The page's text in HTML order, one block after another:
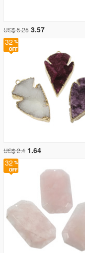
US$ 5.25 3.57
32
US$ 2.4 1.64
32